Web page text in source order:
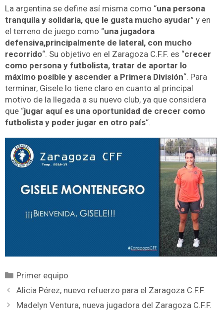
La argentina se define así misma como “una persona
tranquila y solidaria, que le gusta mucho ayudar” y en
el terreno de juego como “una jugadora
defensiva,principalmente de lateral, con mucho
recorrido“. Su objetivo en el Zaragoza C.F.F. es “crecer
como persona y futbolista, tratar de aportar lo
máximo posible y ascender a Primera División“. Para
terminar, Gisele lo tiene claro en cuanto al principal
motivo de la llegada a su nuevo club, ya que considera
que “jugar aquí es una oportunidad de crecer como
futbolista y poder jugar en otro país“.
Primer equipo
Alicia Pérez, nuevo refuerzo para el Zaragoza C.F.F.
Madelyn Ventura, nueva jugadora del Zaragoza C.F.F.